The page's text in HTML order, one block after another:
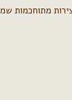
מתוחכמות